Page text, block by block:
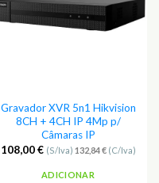
Gravador XVR 5n1 Hikvision
8CH + 4CH IP 4Mp p/
Câmaras IP
108,00€ (S/Iva) 132,84€(C/Iva)
ADICIONAR